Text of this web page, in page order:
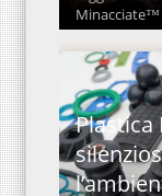
Minacciate™
Plastica